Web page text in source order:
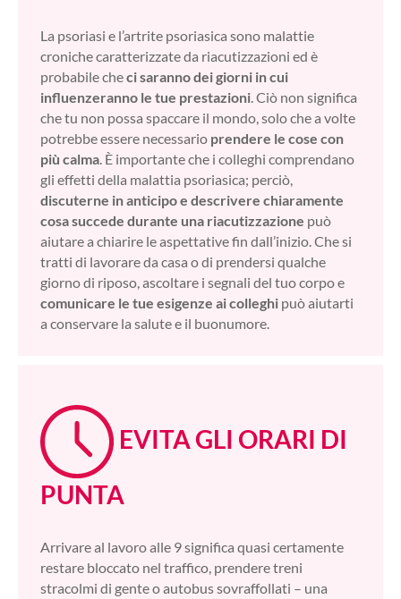
La psoriasi e l’artrite psoriasica sono malattie
croniche caratterizzate da riacutizzazioni ed è
probabile checi saranno dei giorni in cui
influenzeranno le tue prestazioni. Ciò non significa
che tu non possa spaccare il mondo, solo che a volte
potrebbe essere necessario prendere le cose con
più calma. È importante che i colleghi comprendano
gli effetti della malattia psoriasica; perciò,
discuterne in anticipo e descrivere chiaramente
cosa succede durante una riacutizzazione può
aiutare a chiarire le aspettative fin dall’inizio. Che si
tratti di lavorare da casa o di prendersi qualche
giorno di riposo, ascoltare i segnali del tuo corpo e
comunicare le tue esigenze ai colleghi può aiutarti
a conservare la salute e il buonumore.
EVITA GLI ORARI DI
PUNTA
Arrivare al lavoro alle 9 significa quasi certamente
restare bloccato nel traffico, prendere treni
stracolmi di gente o autobus sovraffollati – una